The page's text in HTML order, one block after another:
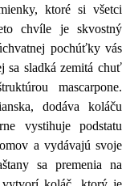
ktoré si všetci
chvíle je skvostný
pochúťky vás
sa sladká zemitá chuť
mascarpone.
dodáva koláču
vystihuje podstatu
a vydávajú svoje
sa premenia na